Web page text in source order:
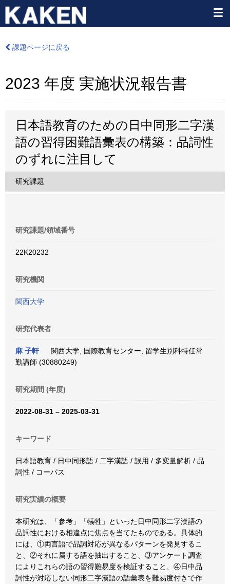
課題ページに戻る
2023 年度 実施状況報告書
日本語教育のための日中同形二字漢
語の習得困難語彙表の構築：品詞性
のずれに注目して
研究課題
研究課題/領域番号
22K20232
研究機関
関西大学
研究代表者
麻 子軒
関西大学, 国際教育センター, 留学生別科特任常
勤講師 (30880249)
研究期間 (年度)
2022-08-31 – 2025-03-31
キーワード
日本語教育 / 日中同形語 / 二字漢語 / 誤用 / 多変量解析 / 品
詞性 / コーパス
研究実績の概要
本研究は、「参考」「犠牲」といった日中同形二字漢語の
品詞性における相違点に焦点を当てたものである。具体的
には、①両言語で品詞対応が異なるパターンを発見するこ
と、②それに属する語を抽出すること、③アンケート調査
によりこれらの語の習得難易度を検証すること、④日中品
詞性が対応しない同形二字漢語の語彙表を難易度付きで作